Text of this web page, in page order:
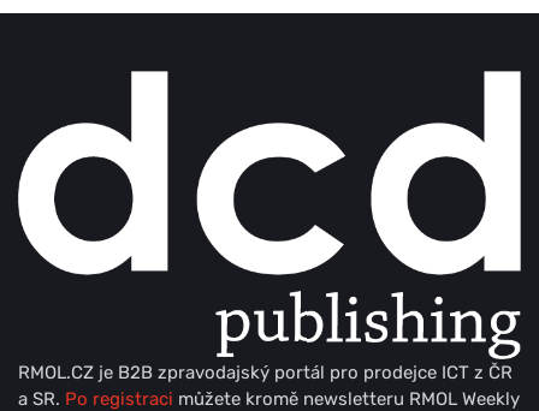
RMOL.CZ je B2B zpravodajský portál pro prodejce ICT z ČR
a SR. Po registraci můžete kromě newsletteru RMOL Weekly